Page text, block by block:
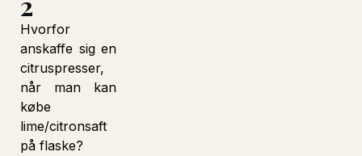
Hvorfor
anskaffe sig en
citruspresser,
når man kan
købe
lime/citronsaft
på flaske?